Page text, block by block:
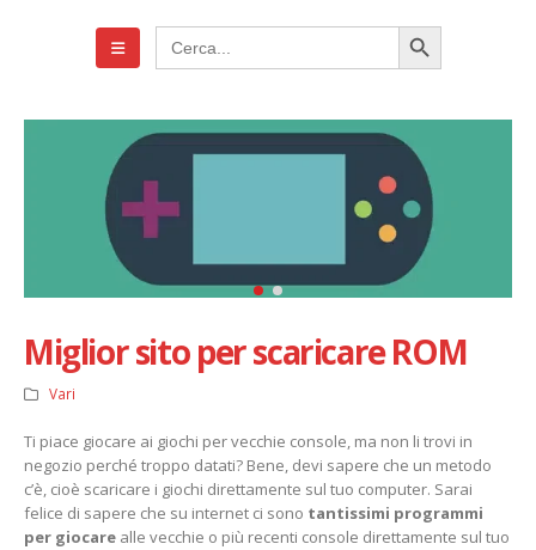
Search
for:
Search Button
Miglior sito per scaricare ROM
Vari
Ti piace giocare ai giochi per vecchie console, ma non li trovi in
negozio perché troppo datati? Bene, devi sapere che un metodo
c’è, cioè scaricare i giochi direttamente sul tuo computer. Sarai
felice di sapere che su internet ci sono tantissimi programmi
per giocare alle vecchie o più recenti console direttamente sul tuo